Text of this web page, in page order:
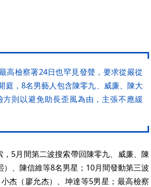
高檢察署24日也罕見發聲，要求從嚴從
庭，8名男藝人包含陳零九、威廉、陳大
則以避免助長歪風為由，主張不應緩
5月間第二波搜索帶回陳零九、威廉、陳
、陳信維等8名男星；10月間發動第三波
杰（廖允杰）、坤達等5男星；最高檢察